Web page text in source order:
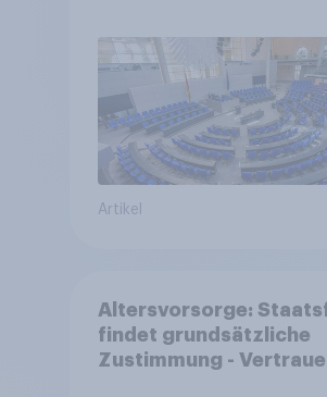
Artikel
Altersvorsorge:
findet grundsätzliche
Zustimmung -